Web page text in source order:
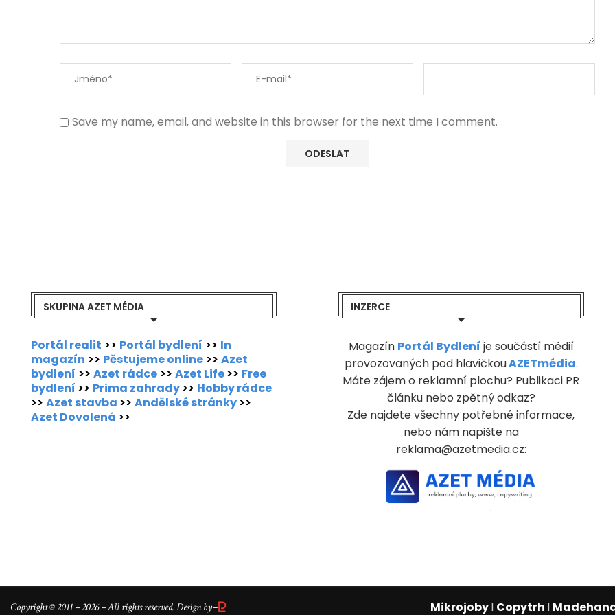
Save my name, email, and website in this browser for the next time I comment.
SKUPINA AZET MÉDIA
Portál realit >> Portál bydlení >> In
magazín >> Pěstujeme online >> Azet
bydlení >> Azet rádce >> Azet Life>> Free
bydlení >> Prima zahrady>> Hobby rádce
>> Azet stavba >> Andělské stránky>>
Azet Dovolená >>
INZERCE
Magazín Portál Bydlení je součástí médií
provozovaných pod hlavičkouAZETmédia.
Máte zájem o reklamní plochu? Publikaci PR
článku nebo zpětný odkaz?
Zde najdete všechny potřebné informace,
nebo nám napište na
reklama@azetmedia.cz:
Copyright © 2011 – 2026 – All rights reserved. Design by– MikrojobyI Copytrh I